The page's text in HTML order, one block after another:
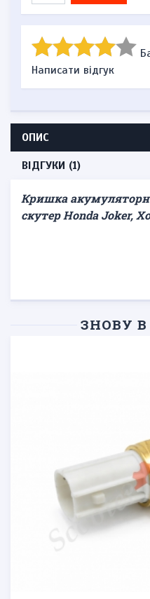
Написати відгук
ОПИС
ВІДГУКИ (1)
Кришка
скутер Honda Joker,
ЗНОВУ